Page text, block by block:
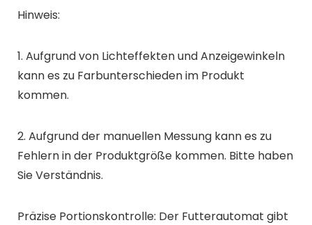
1. Aufgrund von Lichteffekten und Anzeigewinkeln
kommen.
2. Aufgrund der manuellen Messung kann es zu
Sie Verständnis.
Präzise Portionskontrolle: Der Futterautomat gibt
Verschwendung und Überfütterung, hält das